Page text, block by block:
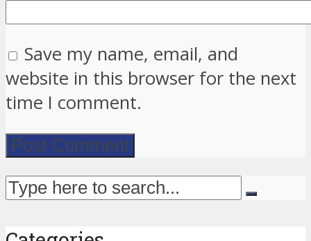
Save my name, email, and
website in this browser for the next
time I comment.